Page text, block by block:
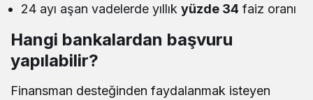
24 ayı aşan vadelerde yıllıkyüzde 34 faiz oranı
Hangi bankalardan başvuru
yapılabilir?
Finansman desteğinden faydalanmak isteyen